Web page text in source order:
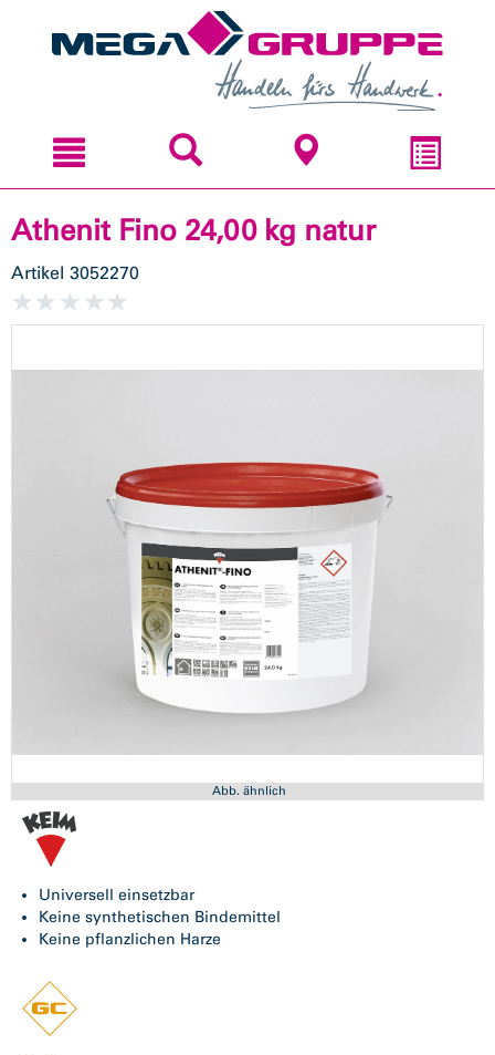
Athenit Fino 24,00 kg natur
Artikel 3052270
Abb. ähnlich
Universell einsetzbar
Keine synthetischen Bindemittel
Keine pflanzlichen Harze